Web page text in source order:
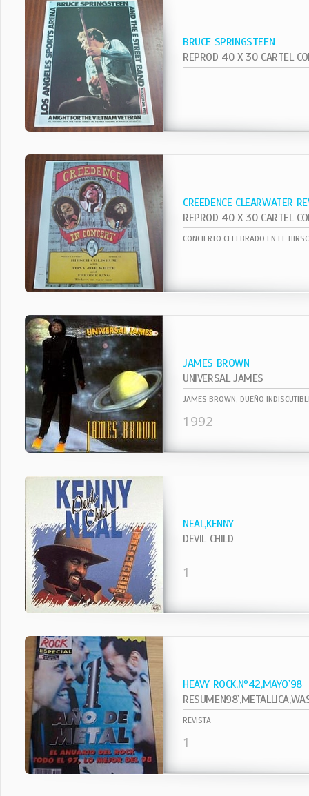
BRUCE SPRINGSTEEN
CREEDENCE CLEARWATER
CONCIERTO CELEBRADO EN EL
JAMES BROWN
UNIVERSAL JAMES
1992
NEAL,KENNY
DEVIL CHILD
1
HEAVY ROCK,Nº42,MAYO`98
REVISTA
1